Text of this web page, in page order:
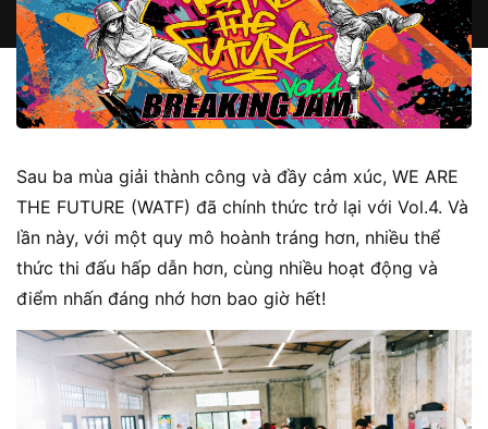
Sau ba mùa giải thành công và đầy cảm xúc, WE ARE
THE FUTURE (WATF) đã chính thức trở lại với Vol.4. Và
lần này, với một quy mô hoành tráng hơn, nhiều thể
thức thi đấu hấp dẫn hơn, cùng nhiều hoạt động và
điểm nhấn đáng nhớ hơn bao giờ hết!